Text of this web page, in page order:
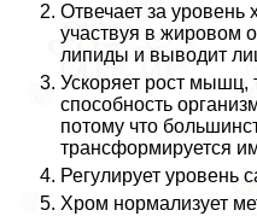
Отвечает за уровень
участвуя в жировом
липиды и выводит
Ускоряет рост мышц,
способность
потому что
трaнcформируется
Регулирует уровень
Хром нормализует